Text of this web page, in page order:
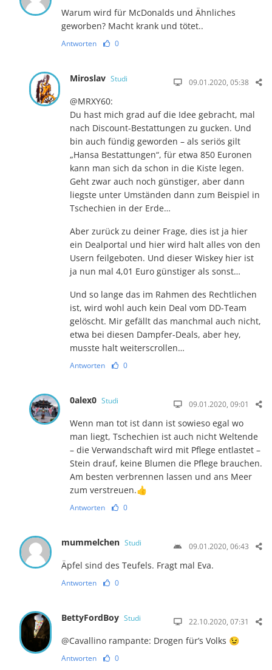
Warum wird für McDonalds und Ähnliches
geworben? Macht krank und tötet..
Antworten 0
Miroslav Studi 09.01.2020, 05:38
@MRXY60:
Du hast mich grad auf die Idee gebracht, mal
nach Discount-Bestattungen zu gucken. Und
bin auch fündig geworden – als seriös gilt
„Hansa Bestattungen“, für etwa 850 Euronen
kann man sich da schon in die Kiste legen.
Geht zwar auch noch günstiger, aber dann
liegste unter Umständen dann zum Beispiel in
Tschechien in der Erde…
Aber zurück zu deiner Frage, dies ist ja hier
ein Dealportal und hier wird halt alles von den
Usern feilgeboten. Und dieser Wiskey hier ist
ja nun mal 4,01 Euro günstiger als sonst…
Und so lange das im Rahmen des Rechtlichen
ist, wird wohl auch kein Deal vom DD-Team
gelöscht. Mir gefällt das manchmal auch nicht,
etwa bei diesen Dampfer-Deals, aber hey,
musste halt weiterscrollen…
Antworten 0
0alex0 Studi 09.01.2020, 09:01
Wenn man tot ist dann ist sowieso egal wo
man liegt, Tschechien ist auch nicht Weltende
– die Verwandschaft wird mit Pflege entlastet –
Stein drauf, keine Blumen die Pflege brauchen.
Am besten verbrennen lassen und ans Meer
zum verstreuen.👍
Antworten 0
mummelchen Studi 09.01.2020, 06:43
Äpfel sind des Teufels. Fragt mal Eva.
Antworten 0
BettyFordBoy Studi 22.10.2020, 07:31
@Cavallino rampante: Drogen für’s Volks 😉
Antworten 0